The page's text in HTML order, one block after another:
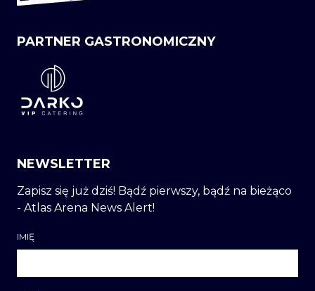
PARTNER GASTRONOMICZNY
NEWSLETTER
Zapisz się już dziś! Bądź pierwszy, bądź na bieżąco
- Atlas Arena News Alert!
IMIĘ